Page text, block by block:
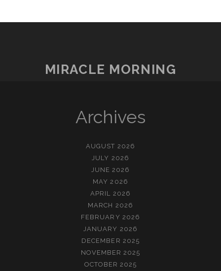
MIRACLE MORNING
Archives
AUGUST 2026
JULY 2026
JUNE 2026
MAY 2026
APRIL 2026
MARCH 2026
FEBRUARY 2026
JANUARY 2026
DECEMBER 2025
NOVEMBER 2025
OCTOBER 2025